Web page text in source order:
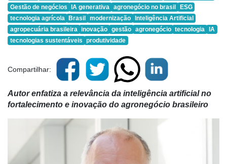
Gestão de negócios
IA generativa agronegócio no brasil
ESG
tecnologia agrícola
Brasil modernização
Inteligência Artificial
agropecuária brasileira inovação gestão agronegócio tecnologia
IA
tecnologias sustentáveis produtividade
Compartilhar:
Autor enfatiza a relevância da inteligência artificial no
fortalecimento e inovação do agronegócio brasileiro